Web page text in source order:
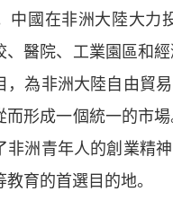
中國在非洲大陸大力
、醫院、工業園區和
，為非洲大陸自由貿
而形成一個統一的市
非洲青年人的創業精
育的首選目的地。